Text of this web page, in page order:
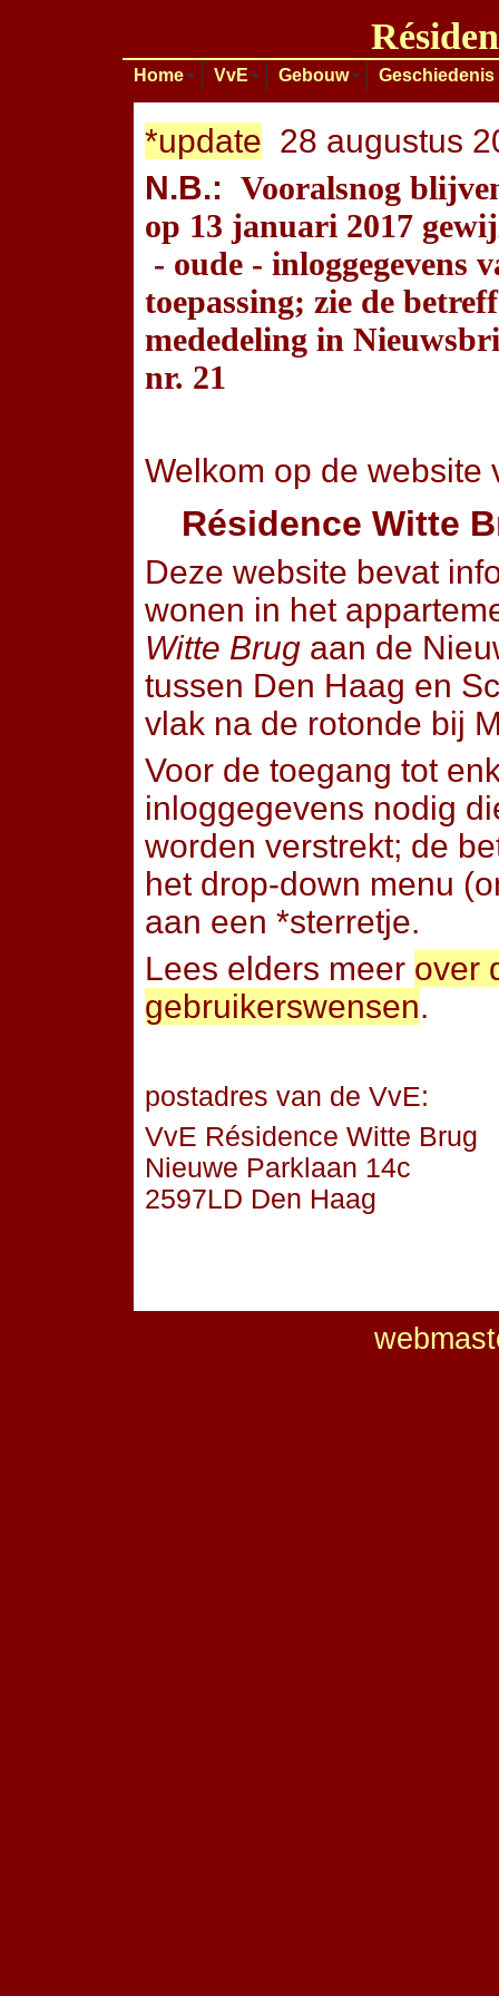
Home VvE Gebouw Geschiedenis
*update 28 augustus
N.B.: Vooralsnog
op 13 januari 2017
- oude - inloggegevens
toepassing; zie de
mededeling in
nr. 21
Welkom op de website
Résidence Witte
Deze website bevat
wonen in het
Witte Brug aan de
tussen Den Haag en
vlak na de rotonde bij
Voor de toegang tot
inloggegevens nodig
worden verstrekt; de
het drop-down menu
aan een *sterretje.
Lees elders meer over
gebruikerswensen.
postadres van de VvE:
VvE Résidence Witte Brug
Nieuwe Parklaan 14c
2597LD Den Haag